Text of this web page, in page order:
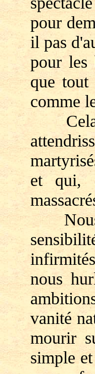
pour
il pas
pour les
que
comme
Cela
et qui,
Nous
nous
vanité
mourir
simple